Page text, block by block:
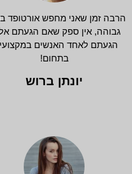
הרבה זמן שאני מחפש אורטופד
גבוהה, אין ספק שאם הגעתם
הגעתם לאחד האנשים
בתחום!
יונתן ברוש